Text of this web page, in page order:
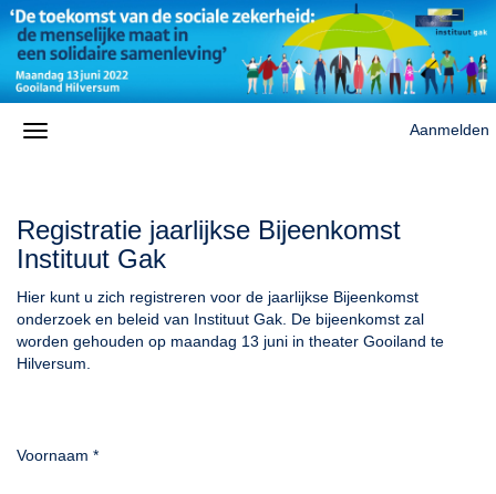
Aanmelden
Registratie jaarlijkse Bijeenkomst
Instituut Gak
Hier kunt u zich registreren voor de jaarlijkse Bijeenkomst
onderzoek en beleid van Instituut Gak. De bijeenkomst zal
worden gehouden op maandag 13 juni in theater Gooiland te
Hilversum.
Voornaam *